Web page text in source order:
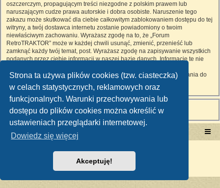
Strona ta używa plików cookies (tzw. ciasteczka)
w celach statystycznych, reklamowych oraz
funkcjonalnych. Warunki przechowywania lub
dostępu do plików cookies można określić w
ustawieniach przeglądarki internetowej.
Dowiedz się więcej
Akceptuję!
oszczerczym, propagującym treści niezgodne z polskim prawem lub
naruszającym cudze prawa autorskie i dobra osobiste. Naruszenie tego
zakazu może skutkować dla ciebie całkowitym zablokowaniem dostępu do tej
witryny, a twój dostawca internetu zostanie powiadomiony o twoim
niewłaściwym zachowaniu. Wyrażasz zgodę na to, że „Forum
RetroTRAKTOR” może w każdej chwili usunąć, zmienić, przenieść lub
zamknąć każdy twój temat, post. Wyrażasz zgodę na zapisywanie wszystkich
podanych przez ciebie informacji w naszej bazie danych. Informacje te nie
RetroTRAKTOR”, ani phpBB nie ponosi odpowiedzialności za włamania do
witryny, podczas których może dojść do kradzieży danych.
Portal RetroTRAKTOR.pl
Polski pakiet językowy dostarcza